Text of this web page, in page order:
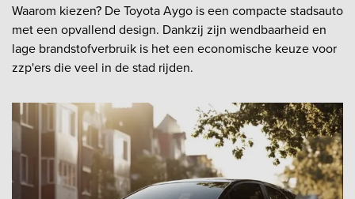
Waarom kiezen? De Toyota Aygo is een compacte stadsauto
met een opvallend design. Dankzij zijn wendbaarheid en
lage brandstofverbruik is het een economische keuze voor
zzp'ers die veel in de stad rijden.​